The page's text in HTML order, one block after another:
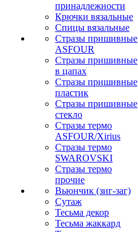
принадлежности
Крючки вязальные
Спицы вязальные
Стразы пришивные
ASFOUR
Стразы пришивные
в цапах
Стразы пришивные
пластик
Стразы пришивные
стекло
Стразы термо
ASFOUR/Xirius
Стразы термо
SWAROVSKI
Стразы термо
прочие
Вьюнчик (зиг-заг)
Сутаж
Тесьма декор
Тесьма жаккард